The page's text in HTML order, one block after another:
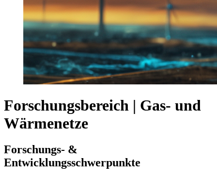
Forschungsbereich | Gas- und
Wärmenetze
Forschungs- &
Entwicklungsschwerpunkte